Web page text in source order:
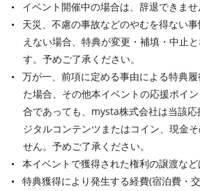
イベント開催中の場合は、辞退できませ
天災、不慮の事故などのやむを得ない
えない場合、特典が変更・補填・中止
す。予めご了承ください。
万が一、前項に定める事由による特典
た場合、その他本イベントの応援ポイ
合であっても、mysta株式会社は当該
ジタルコンテンツまたはコイン、現金
せん。予めご了承ください。
本イベントで獲得された権利の譲渡など
特典獲得により発生する経費(宿泊費・